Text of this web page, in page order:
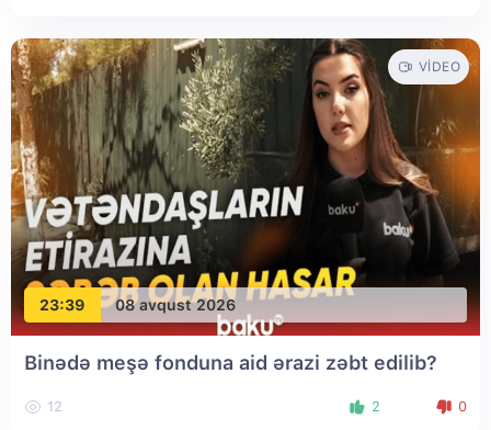
23:39 08 avqust 2026
VIDEO
Binədə meşə fonduna aid ərazi zəbt edilib?
12 2 0